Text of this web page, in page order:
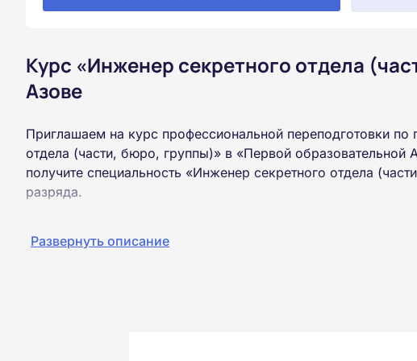
Курс «Инженер секретного отдела
Азове
Приглашаем на курс профессиональной переподготовки
отдела (части, бюро, группы)» в «Первой
получите специальность «Инженер секретного отдела
разряда.
образования (ВУЗ, колледж, техникум).
Развернуть описание